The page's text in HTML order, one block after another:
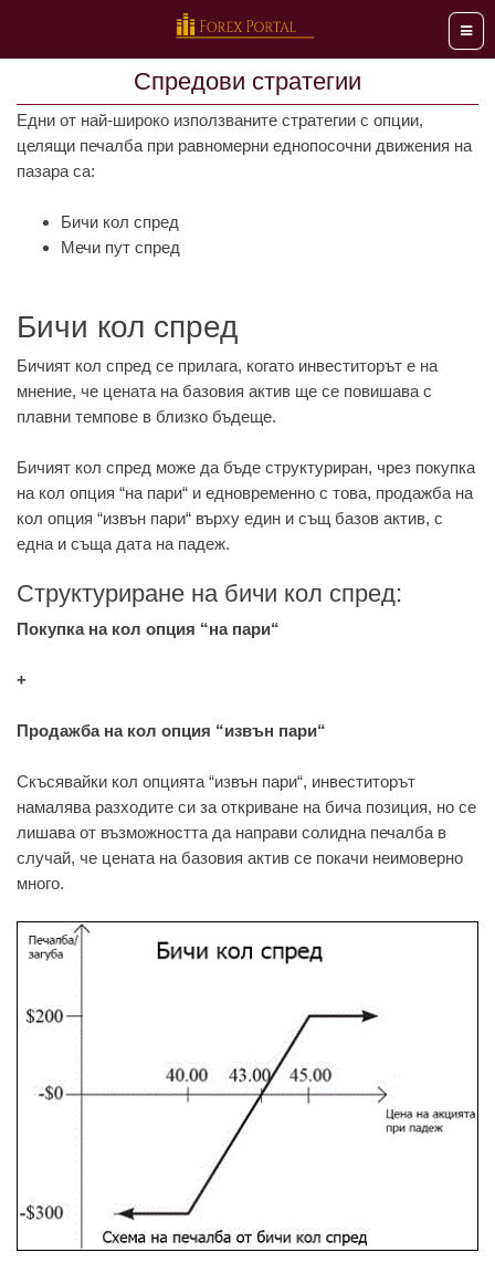
Меню
Спредови стратегии
Едни от най-широко използваните стратегии с опции,
целящи печалба при равномерни еднопосочни движения на
пазара са:
Бичи кол спред
Мечи пут спред
Бичи кол спред
Бичият кол спред се прилага, когато инвеститорът е на
мнение, че цената на базовия актив ще се повишава с
плавни темпове в близко бъдеще.
Бичият кол спред може да бъде структуриран, чрез покупка
на кол опция “на пари“ и едновременно с това, продажба на
кол опция “извън пари“ върху един и същ базов актив, с
една и съща дата на падеж.
Структуриране на бичи кол спред:
Покупка на кол опция “на пари“
+
Продажба на кол опция “извън пари“
Скъсявайки кол опцията “извън пари“, инвеститорът
намалява разходите си за откриване на бича позиция, но се
лишава от възможността да направи солидна печалба в
случай, че цената на базовия актив се покачи неимоверно
много.